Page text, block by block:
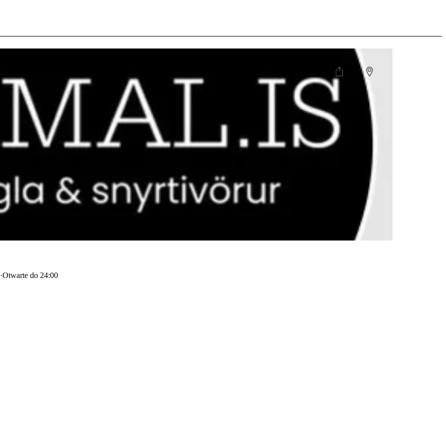
·Otwarte do 24:00